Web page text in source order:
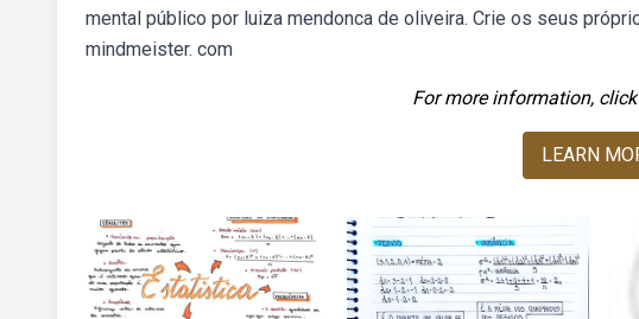
mental público por luiza mendonca de oliveira. Crie os seus
mindmeister. com
For more information,
LEARN